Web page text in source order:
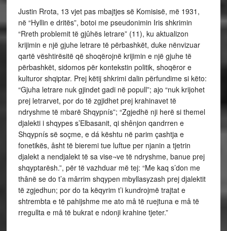
Justin Rrota, 13 vjet pas mbajtjes së Komisisë, më 1931,
në “Hyllin e dritës”, botoi me pseudonimin Iris shkrimin
“Rreth problemit të gjûhës letrare” (11), ku aktualizon
krijimin e një gjuhe letrare të përbashkët, duke nënvizuar
qartë vështirësitë që shoqërojnë krijimin e një gjuhe të
përbashkët, sidomos për kontekstin politik, shoqëror e
kulturor shqiptar. Prej këtij shkrimi dalin përfundime si këto:
“Gjuha letrare nuk gjindet gadi në popull”; ajo “nuk krijohet
prej letrarvet, por do të zgjidhet prej krahinavet të
ndryshme të mbarë Shqypnís”; “Zgjedhë nji herë si themel
djalekti i shqypes s’Elbasanit, qi shênjon qandrren e
Shqypnís së soçme, e dá kështu në parim çashtja e
fonetikës, âsht të bieremi tue luftue per njanin a tjetrin
djalekt a nendjalekt të sa vise¬ve të ndryshme, banue prej
shqyptarësh.”, për të vazhduar më tej: “Me kaq s’don me
thânë se do t’a mârrim shqypen mbyllasyzash prej djalektit
të zgjedhun; por do ta këqyrim t’i kundrojmë trajtat e
shtrembta e të pahijshme me ato mâ të ruejtuna e mâ të
rregullta e mâ të bukrat e ndonji krahine tjeter.”